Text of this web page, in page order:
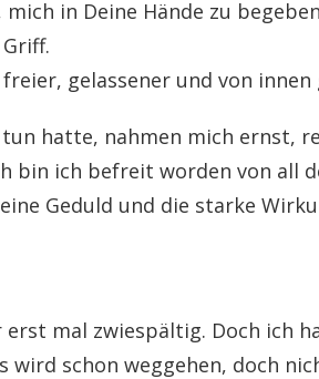
in Deine Hände zu
gelassener und von
hatte, nahmen mich ernst,
bin ich befreit worden von all
Geduld und die starke
mal zwiespältig. Doch ich
wird schon weggehen, doch